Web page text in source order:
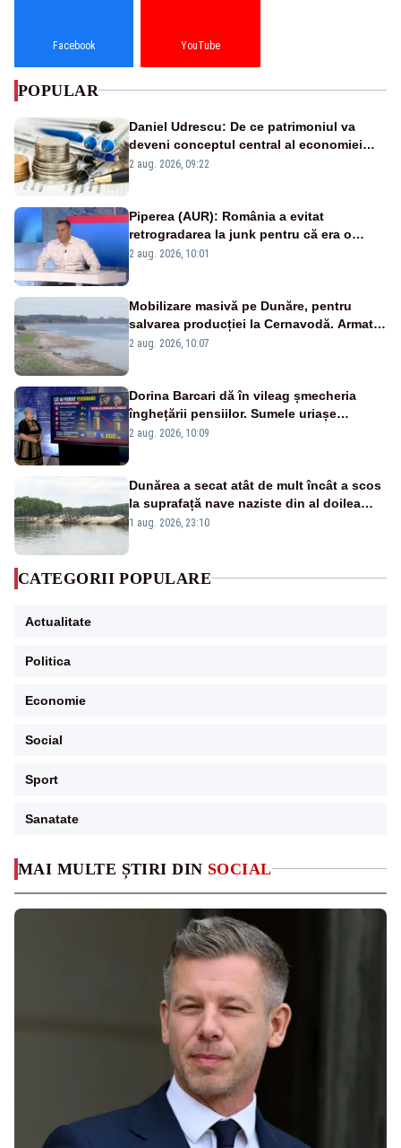
MAI MULTE ȘTIRI DIN SOCIAL
Facebook YouTube
POPULAR
Daniel Udrescu: De ce patrimoniul va
deveni conceptul central al economiei
viitoare?
2 aug. 2026, 09:22
Piperea (AUR): România a evitat
retrogradarea la junk pentru că era o
catastrofă pentru bănci și fondurile de
2 aug. 2026, 10:01
Mobilizare masivă pe Dunăre, pentru
salvarea producției la Cernavodă. Armata
va detona o stâncă și va devia apa
2 aug. 2026, 10:07
Dorina Barcari dă în vileag șmecheria
înghețării pensiilor. Sumele uriașe
pierdute de fiecare român
2 aug. 2026, 10:09
Dunărea a secat atât de mult încât a scos
la suprafață nave naziste din al doilea
război mondial
1 aug. 2026, 23:10
CATEGORII POPULARE
Actualitate
Politica
Economie
Social
Sport
Sanatate